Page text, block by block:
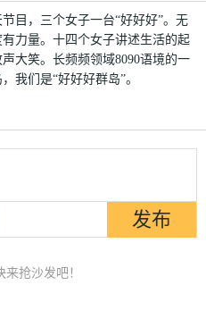
目，三个女子一台“好好好”。无
力量。十四个女子讲述生活的起
大笑。长频频领域8090语境的一
我们是“好好好群岛”。
抢沙发吧！